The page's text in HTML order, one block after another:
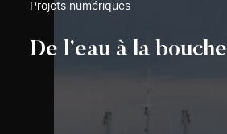
Projets numériques
De l’eau à la bouche